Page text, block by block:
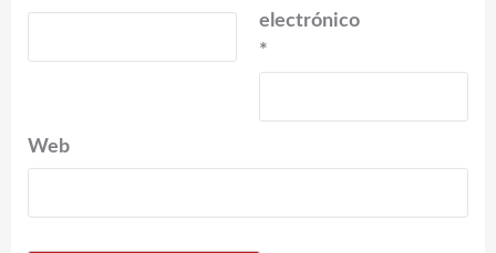
electrónico
*
Web